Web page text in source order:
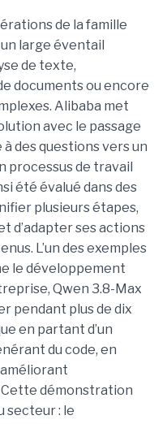
de la famille
large éventail
de texte,
documents ou encore
Alibaba met
avec le passage
des questions vers un
processus de travail
été évalué dans des
plusieurs étapes,
d’adapter ses actions
L’un des exemples
le développement
Qwen 3.8-Max
pendant plus de dix
en partant d’un
du code, en
démonstration
secteur : le